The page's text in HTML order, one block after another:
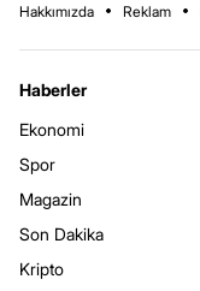
Hakkımızda Reklam
Haberler
Ekonomi
Spor
Magazin
Son Dakika
Kripto